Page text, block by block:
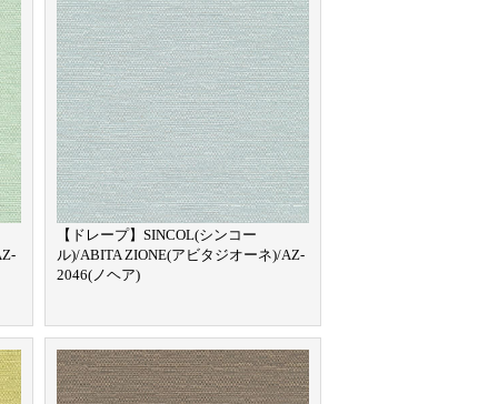
【ドレープ】SINCOL(シンコー
ル)/ABITA ZIONE(アビタジオーネ)/AZ-
2046(ノヘア)